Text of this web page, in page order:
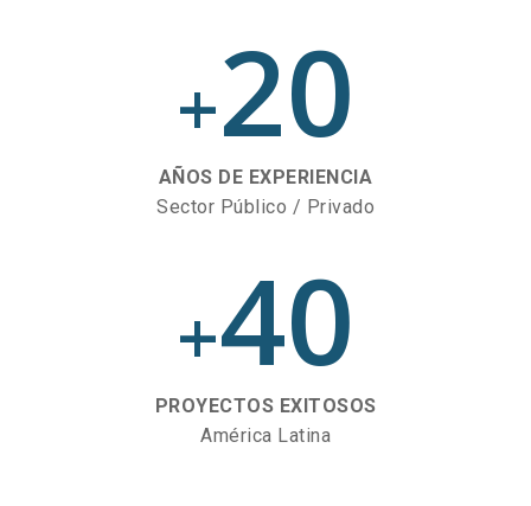
+20
AÑOS DE EXPERIENCIA
Sector Público / Privado
+40
PROYECTOS EXITOSOS
América Latina